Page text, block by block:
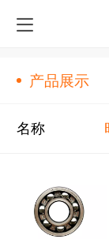
产品展示
名称